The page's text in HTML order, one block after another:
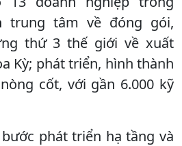
trung tâm về đóng gói,
thứ 3 thế giới về xuất
Kỳ; phát triển, hình thành
cốt, với gần 6.000 kỹ
phát triển hạ tầng và